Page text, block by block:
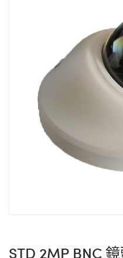
STD 2MP BNC